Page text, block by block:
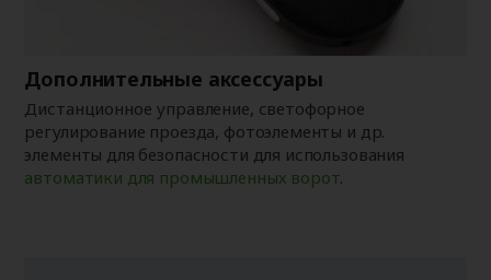
Дополнительные аксессуары
Дистанционное управление, светофорное
регулирование проезда, фотоэлементы и др.
элементы для безопасности для использования
автоматики для промышленных ворот.